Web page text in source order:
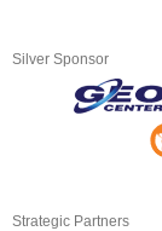
Silver Sponsor
Strategic Partners